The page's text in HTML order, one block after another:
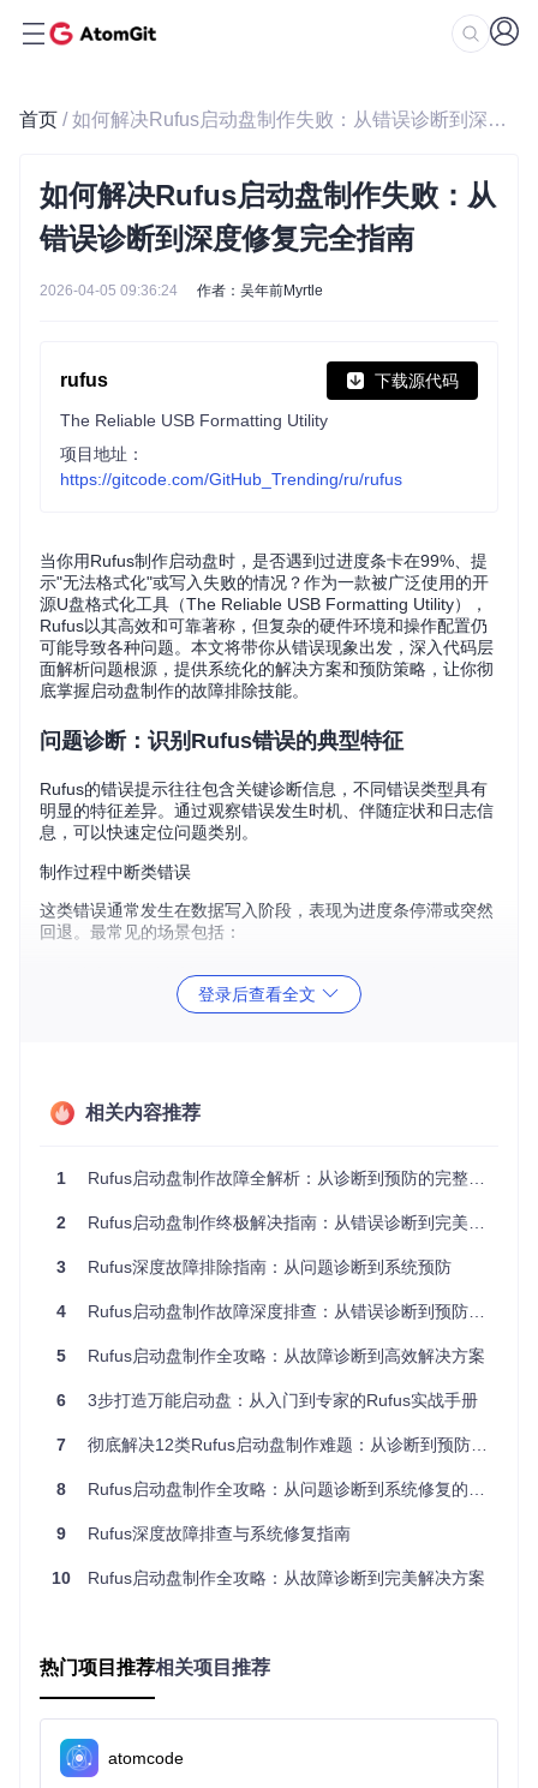
首页 / 如何解决Rufus启动盘制作失败：从错误诊断到深度修复完全指南
如何解决Rufus启动盘制作失败：从
错误诊断到深度修复完全指南
2026-04-05 09:36:24 作者：吴年前Myrtle
rufus 下载源代码
The Reliable USB Formatting Utility
项目地址：
https://gitcode.com/GitHub_Trending/ru/rufus
当你用Rufus制作启动盘时，是否遇到过进度条卡在99%、提
示"无法格式化"或写入失败的情况？作为一款被广泛使用的开
源U盘格式化工具（The Reliable USB Formatting Utility），
Rufus以其高效和可靠著称，但复杂的硬件环境和操作配置仍
可能导致各种问题。本文将带你从错误现象出发，深入代码层
面解析问题根源，提供系统化的解决方案和预防策略，让你彻
底掌握启动盘制作的故障排除技能。
问题诊断：识别Rufus错误的典型特征
Rufus的错误提示往往包含关键诊断信息，不同错误类型具有
明显的特征差异。通过观察错误发生时机、伴随症状和日志信
息，可以快速定位问题类别。
制作过程中断类错误
这类错误通常发生在数据写入阶段，表现为进度条停滞或突然
回退。最常见的场景包括：
镜像文件复制中断：如进度卡在91.2%且长时间无变化（如
图1所示），可能是ISO文件损坏或U盘读写错误
因文件错误或设备问题导致中断
启动配置类错误
此类问题发生在启动盘制作完成后，表现为电脑无法从U盘启
动：
UEFI启动失败：主板BIOS能识别U盘但无法引导，可能是
分区方案与启动模式不匹配
引导文件缺失：提示"找不到bootmgr"或类似错误，通常是
镜像文件损坏或提取失败
默认设置的高级格式选项有关
这类错误发生在操作开始阶段，通常与系统权限或硬件连接有
设备无法识别 ：Rufus未列出U盘，可能是USB端口供电不
足或驱动问题
设备写保护：出现"介质受写保护"提示，可能是U盘物理开
根源解析：Rufus错误处理机制与常见故障点
登录后查看全文
相关内容推荐
1 Rufus启动盘制作故障全解析：从诊断到预防的完整指南
2 Rufus启动盘制作终极解决指南：从错误诊断到完美修复
3 Rufus深度故障排除指南：从问题诊断到系统预防
4 Rufus启动盘制作故障深度排查：从错误诊断到预防体系
5 Rufus启动盘制作全攻略：从故障诊断到高效解决方案
6 3步打造万能启动盘：从入门到专家的Rufus实战手册
7 彻底解决12类Rufus启动盘制作难题：从诊断到预防的完整指南
8 Rufus启动盘制作全攻略：从问题诊断到系统修复的实战指南
9 Rufus深度故障排查与系统修复指南
10 Rufus启动盘制作全攻略：从故障诊断到完美解决方案
热门项目推荐相关项目推荐
atomcode